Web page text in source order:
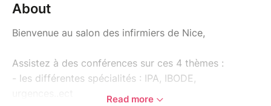
About
Bienvenue au salon des infirmiers de Nice,
Assistez à des conférences sur ces 4 thèmes :
- les différentes spécialités : IPA, IBODE,
Read more